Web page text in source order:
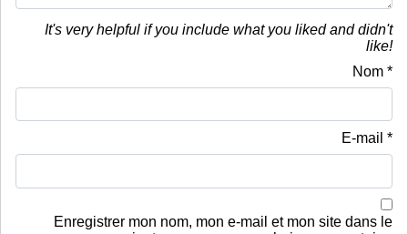
It's very helpful if you include what you liked and didn't
like!
Nom *
E-mail *
Enregistrer mon nom, mon e-mail et mon site dans le